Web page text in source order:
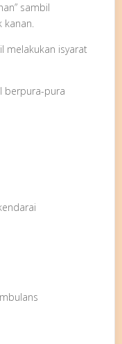
sambil
kanan.
melakukan isyarat
berpura-pura